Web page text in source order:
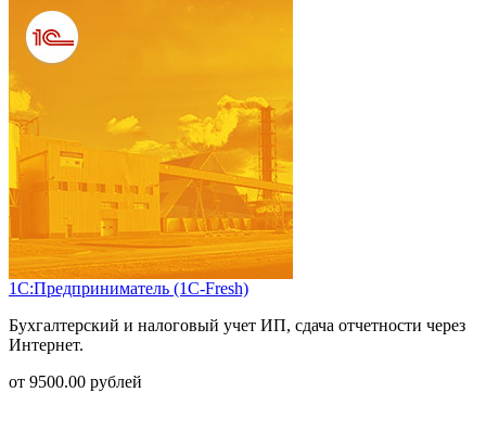
1С:Предприниматель (1С-Fresh)
Бухгалтерский и налоговый учет ИП, сдача отчетности через
Интернет.
от 9500.00 рублей